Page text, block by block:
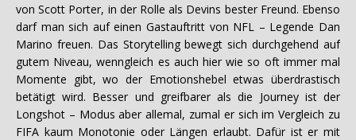
von Scott Porter, in der Rolle als Devins bester Freund. Ebenso
darf man sich auf einen Gastauftritt von NFL – Legende Dan
Marino freuen. Das Storytelling bewegt sich durchgehend auf
gutem Niveau, wenngleich es auch hier wie so oft immer mal
Momente gibt, wo der Emotionshebel etwas überdrastisch
betätigt wird. Besser und greifbarer als die Journey ist der
Longshot – Modus aber allemal, zumal er sich im Vergleich zu
FIFA kaum Monotonie oder Längen erlaubt. Dafür ist er mit